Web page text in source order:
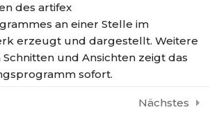
die 3D
des artifex
an einer Stelle im
erzeugt und dargestellt. Weitere
und Ansichten zeigt das
sofort.
einer
Nächstes
artifex Homepage